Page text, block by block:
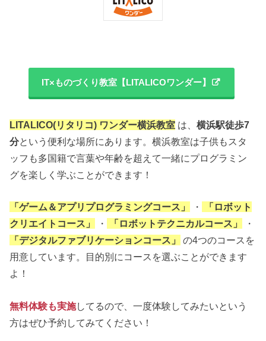
IT×ものづくり教室【LITALICOワンダー】
LITALICO(リタリコ) ワンダー横浜教室 は、横浜駅徒歩7
分という便利な場所にあります。横浜教室は子供もスタ
ッフも多国籍で言葉や年齢を超えて一緒にプログラミン
グを楽しく学ぶことができます！
「ゲーム＆アプリプログラミングコース」 ・
「ロボット
クリエイトコース」
・ 「ロボットテクニカルコース」
・
「デジタルファブリケーションコース」
の4つのコースを
用意しています。目的別にコースを選ぶことができます
よ！
無料体験も実施してるので、一度体験してみたいという
方はぜひ予約してみてください！